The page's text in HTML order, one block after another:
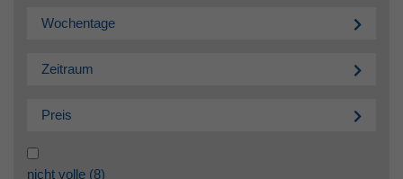
Wochentage
Zeitraum
Preis
nicht volle (8)